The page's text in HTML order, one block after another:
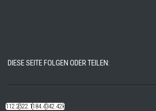
DIESE SEITE FOLGEN ODER TEILEN:
112.22k522.14k184.48k342.42k